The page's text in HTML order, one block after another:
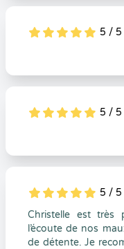
5
1
5
0 5 / 5
5
1
5
0 5 / 5
5
1
5
0 5 / 5
Christelle est très
l’écoute de nos
de détente. Je